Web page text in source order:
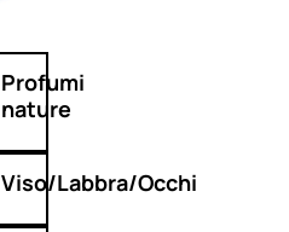
Profumi
nature
Viso/Labbra/Occhi